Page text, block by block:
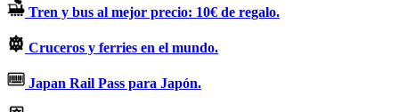
Tren y bus al mejor precio: 10€ de regalo.
Cruceros y ferries en el mundo.
Japan Rail Pass para Japón.